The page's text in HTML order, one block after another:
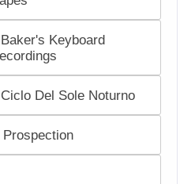
Keyboard
Del Sole Noturno